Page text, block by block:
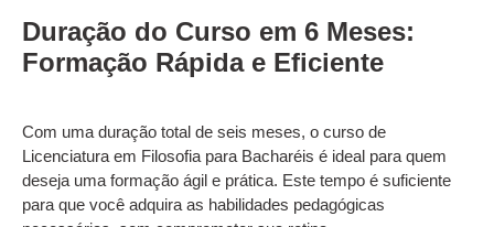
Duração do Curso em 6 Meses:
Formação Rápida e Eficiente
Com uma duração total de seis meses, o curso de
Licenciatura em Filosofia para Bacharéis é ideal para quem
deseja uma formação ágil e prática. Este tempo é suficiente
para que você adquira as habilidades pedagógicas